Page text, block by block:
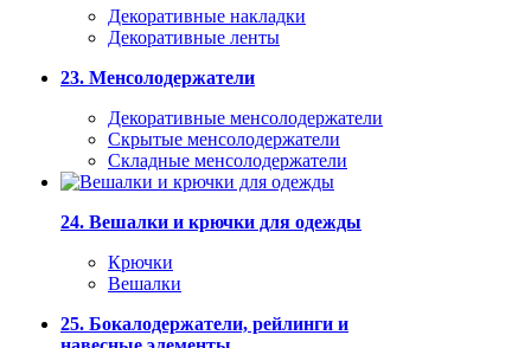
Декоративные накладки
Декоративные ленты
23. Менсолодержатели
Декоративные менсолодержатели
Скрытые менсолодержатели
Складные менсолодержатели
24. Вешалки и крючки для одежды
Крючки
Вешалки
25. Бокалодержатели, рейлинги и